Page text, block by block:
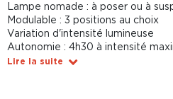
Lampe nomade : à poser ou à
Modulable : 3 positions au choix
Variation d'intensité lumineuse
Autonomie : 4h30 à intensité
Lire la suite